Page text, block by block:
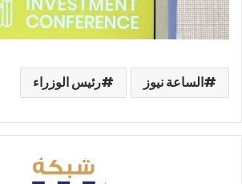
الساعة نيوز رئيس الوزراء